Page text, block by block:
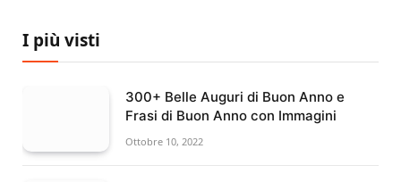
I più visti
300+ Belle Auguri di Buon Anno e
Frasi di Buon Anno con Immagini
Ottobre 10, 2022